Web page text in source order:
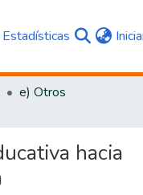
Estadísticas
e) Otros
hacia